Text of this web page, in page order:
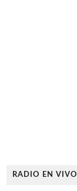
RADIO EN VIVO